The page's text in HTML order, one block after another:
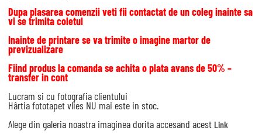
Dupa plasarea comenzii veti fii contactat de un coleg inainte sa
vi se trimita coletul
Inainte de printare se va trimite o imagine martor de
previzualizare
Fiind produs la comanda se achita o plata avans de 50% –
transfer in cont
Lucram si cu fotografia clientului
Hârtia fototapet vlies NU mai este in stoc.
Alege din galeria noastra imaginea dorita accesand acest Link